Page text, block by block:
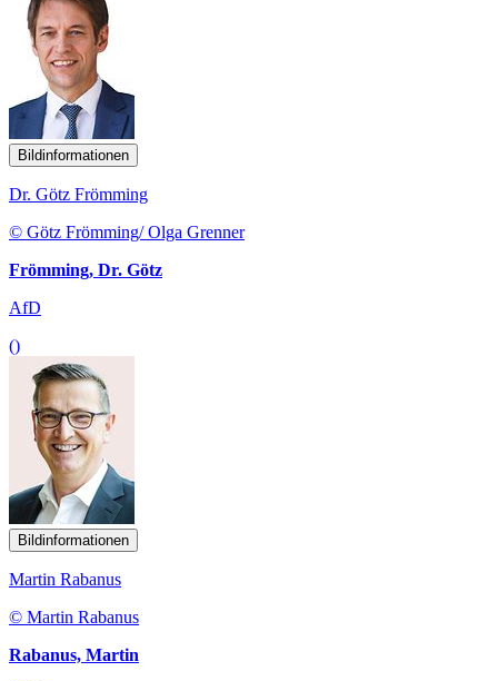
Bildinformationen
Dr. Götz Frömming
© Götz Frömming/ Olga Grenner
Frömming, Dr. Götz
AfD
()
Bildinformationen
Martin Rabanus
© Martin Rabanus
Rabanus, Martin